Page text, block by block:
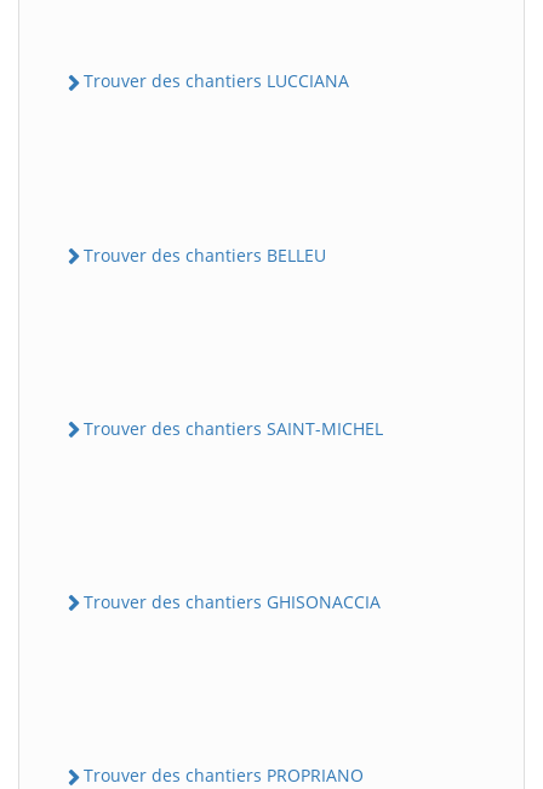
Trouver des chantiers LUCCIANA
Trouver des chantiers BELLEU
Trouver des chantiers SAINT-MICHEL
Trouver des chantiers GHISONACCIA
Trouver des chantiers PROPRIANO